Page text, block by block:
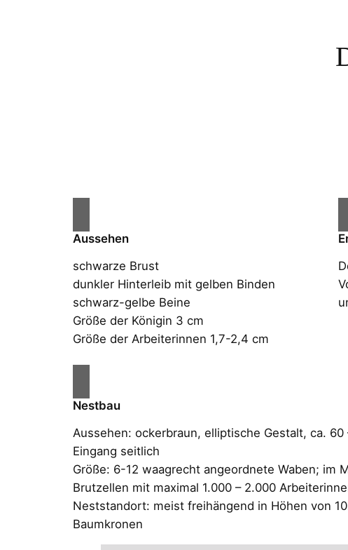
Aussehen
schwarze Brust
dunkler Hinterleib mit gelben Binden
schwarz-gelbe Beine
Größe der Königin 3 cm
Größe der Arbeiterinnen 1,7-2,4 cm
Nestbau
Aussehen: ockerbraun, elliptische Gestalt, ca. 60
Eingang seitlich
Größe: 6-12 waagrecht angeordnete Waben; im
Brutzellen mit maximal 1.000 – 2.000
Neststandort: meist freihängend in Höhen von
Baumkronen